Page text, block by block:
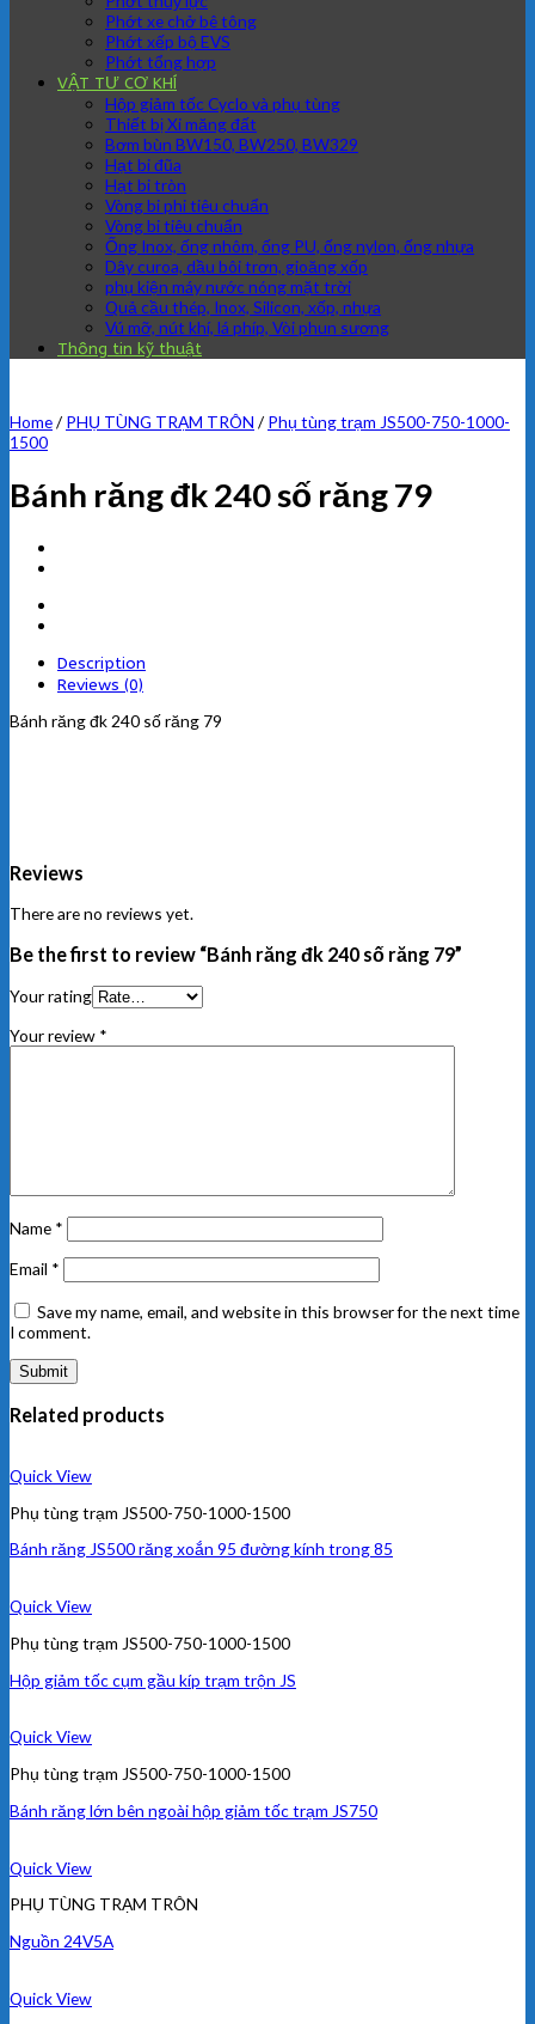
Phớt xe chở bê tông
Phớt xếp bộ EVS
Phớt tổng hợp
VẬT TƯ CƠ KHÍ
Hộp giảm tốc Cyclo và phụ tùng
Thiết bị Xi măng đất
Bơm bùn BW150, BW250, BW329
Hạt bi đũa
Hạt bi tròn
Vòng bi phi tiêu chuẩn
Vòng bi tiêu chuẩn
Ống Inox, ống nhôm, ống PU, ống nylon, ống nhựa
Dây curoa, dầu bôi trơn, gioăng xốp
phụ kiện máy nước nóng mặt trời
Quả cầu thép, Inox, Silicon, xốp, nhựa
Vú mỡ, nút khí, lá phíp, Vòi phun sương
Thông tin kỹ thuật
Home/ PHỤ TÙNG TRẠM TRÔN / Phụ tùng trạm JS500-750-1000-
1500
Bánh răng đk 240 số răng 79
Description
Reviews (0)
Bánh răng đk 240 số răng 79
Reviews
There are no reviews yet.
Be the first to review “Bánh răng đk 240 số răng 79”
Your rating
Your review *
Name *
Email *
Save my name, email, and website in this browser for the next time
I comment.
Related products
Quick View
Phụ tùng trạm JS500-750-1000-1500
Bánh răng JS500 răng xoắn 95 đường kính trong 85
Quick View
Phụ tùng trạm JS500-750-1000-1500
Hộp giảm tốc cụm gầu kíp trạm trộn JS
Quick View
Phụ tùng trạm JS500-750-1000-1500
Bánh răng lớn bên ngoài hộp giảm tốc trạm JS750
Quick View
PHỤ TÙNG TRẠM TRÔN
Nguồn 24V5A
Quick View